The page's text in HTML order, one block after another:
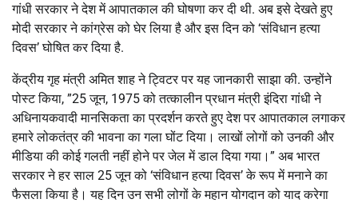
गांधी सरकार ने देश में आपातकाल की घोषणा कर दी थी. अब इसे देखते हुए
मोदी सरकार ने कांग्रेस को घेर लिया है और इस दिन को ‘संविधान हत्या
दिवस’ घोषित कर दिया है.
केंद्रीय गृह मंत्री अमित शाह ने ट्विटर पर यह जानकारी साझा की. उन्होंने
पोस्ट किया, ”25 जून, 1975 को तत्कालीन प्रधान मंत्री इंदिरा गांधी ने
अधिनायकवादी मानसिकता का प्रदर्शन करते हुए देश पर आपातकाल लगाकर
हमारे लोकतंत्र की भावना का गला घोंट दिया। लाखों लोगों को उनकी और
मीडिया की कोई गलती नहीं होने पर जेल में डाल दिया गया।” अब भारत
सरकार ने हर साल 25 जून को ‘संविधान हत्या दिवस’ के रूप में मनाने का
फैसला किया है। यह दिन उन सभी लोगों के महान योगदान को याद करेगा